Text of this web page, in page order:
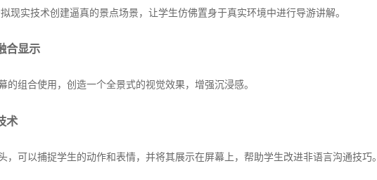
现实技术创建逼真的景点场景，让学生仿佛置身于真实环境中进行导游讲解。
合显示
的组合使用，创造一个全景式的视觉效果，增强沉浸感。
术
，可以捕捉学生的动作和表情，并将其展示在屏幕上，帮助学生改进非语言沟通技巧。